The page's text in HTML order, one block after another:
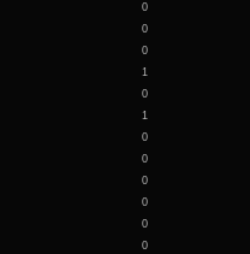
0
0
0
1
0
1
0
0
0
0
0
0